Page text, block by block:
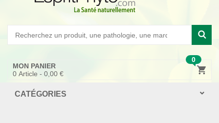
0
MON PANIER
0 Article - 0,00 €
CATÉGORIES